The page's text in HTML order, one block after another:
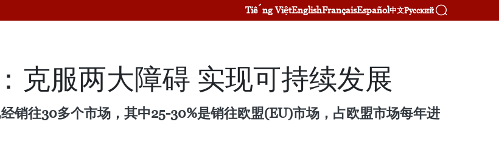
Tiếng ViệtEnglishFrançaisEspañol中文Русский
克服两大障碍 实现可持续发展
销往30多个市场，其中25-30%是销往欧盟(EU)市场，占欧盟市场每年进